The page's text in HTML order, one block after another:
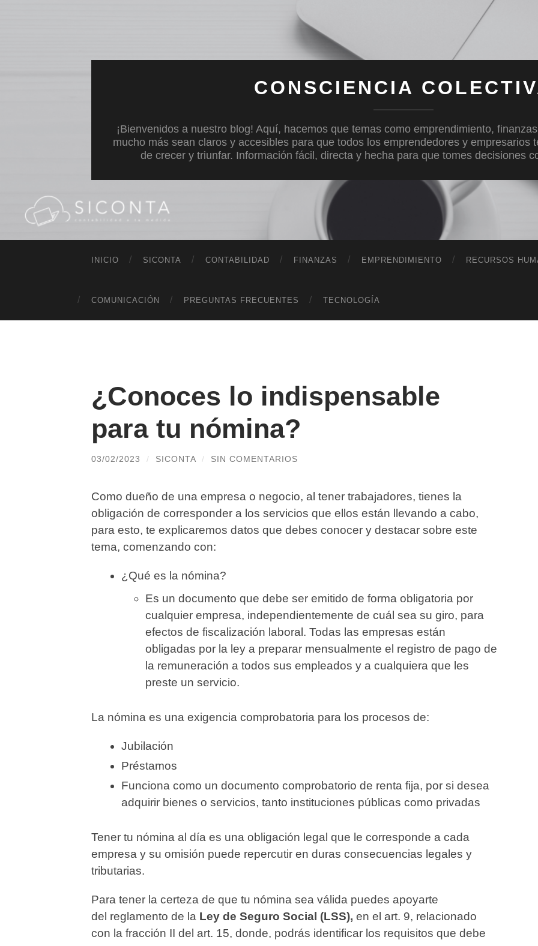
CONSCIENCIA
¡Bienvenidos a nuestro blog! Aquí, hacemos que temas como emprendimiento,
mucho más sean claros y accesibles para que todos los emprendedores y empresarios
de crecer y triunfar. Información fácil, directa y hecha para que tomes decisiones
INICIO SICONTA CONTABILIDAD FINANZAS EMPRENDIMIENTO RECURSOS
COMUNICACIÓN PREGUNTAS FRECUENTES TECNOLOGÍA
¿Conoces lo indispensable
para tu nómina?
03/02/2023 / SICONTA / SIN COMENTARIOS
Como dueño de una empresa o negocio, al tener trabajadores, tienes la
obligación de corresponder a los servicios que ellos están llevando a cabo,
para esto, te explicaremos datos que debes conocer y destacar sobre este
tema, comenzando con:
¿Qué es la nómina?
Es un documento que debe ser emitido de forma obligatoria por
cualquier empresa, independientemente de cuál sea su giro, para
efectos de fiscalización laboral. Todas las empresas están
obligadas por la ley a preparar mensualmente el registro de pago de
la remuneración a todos sus empleados y a cualquiera que les
preste un servicio.
La nómina es una exigencia comprobatoria para los procesos de:
Jubilación
Préstamos
Funciona como un documento comprobatorio de renta fija, por si desea
adquirir bienes o servicios, tanto instituciones públicas como privadas
Tener tu nómina al día es una obligación legal que le corresponde a cada
empresa y su omisión puede repercutir en duras consecuencias legales y
tributarias.
Para tener la certeza de que tu nómina sea válida puedes apoyarte
del reglamento de la Ley de Seguro Social (LSS), en el art. 9, relacionado
con la fracción II del art. 15, donde, podrás identificar los requisitos que debe